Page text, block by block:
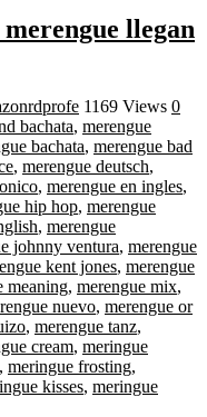
llegan
1169 Views 0
bachata, merengue
bachata, merengue bad
, merengue deutsch,
, merengue en ingles,
hip hop, merengue
, merengue
johnny ventura, merengue
kent jones, merengue
meaning, merengue mix,
nuevo, merengue or
, merengue tanz,
cream, meringue
, meringue frosting,
kisses, meringue